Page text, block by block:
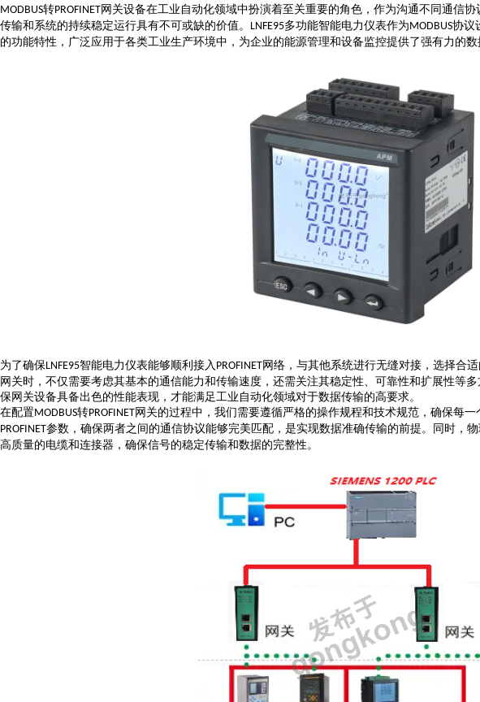
MODBUS转PROFINET网关设备在工业自动化领域中扮演着至关重要的角色，作为沟通不同通信
传输和系统的持续稳定运行具有不可或缺的价值。 LNFE95多功能智能电力仪表作为MODBUS协议
的功能特性，广泛应用于各类工业生产环境中，为企业的能源管理和设备监控提供了强有力的数
为了确保LNFE95智能电力仪表能够顺利接入 PROFINET网络，与其他系统进行无缝对接，选择合适
网关时，不仅需要考虑其基本的通信能力和传输速度，还需关注其稳定性、可靠性和扩展性等
保网关设备具备出色的性能表现，才能满足工业自动化领域对于数据传输的高要求。
在配置MODBUS转PROFINET网关的过程中，我们需要遵循严格的操作规程和技术规范，确保每
PROFINET参数，确保两者之间的通信协议能够完美匹配，是实现数据准确传输的前提。同时，
高质量的电缆和连接器，确保信号的稳定传输和数据的完整性。